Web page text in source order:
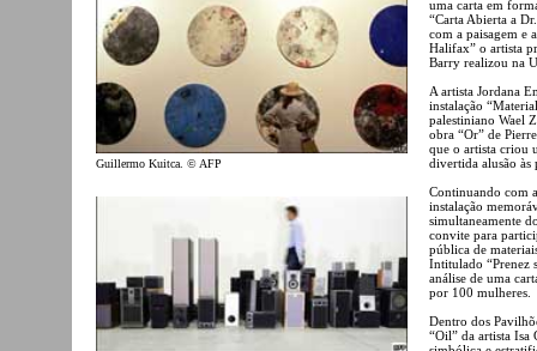
Guillermo Kuitca. © AFP
uma carta em
“Carta Abierta a
com a paisagem e
Halifax” o artista
Barry realizou na
A artista Jordana
instalação
palestiniano Wael
obra “Or” de
que o artista criou
divertida alusão às
Continuando com
instalação
simultaneamente
convite para
pública de
Intitulado “Prenez
análise de uma
por 100 mulheres.
Dentro dos
“Oil” da artista Isa